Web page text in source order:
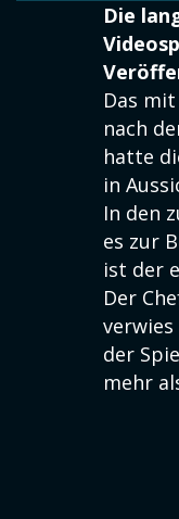
Die
Das
nach
hatte
in
In den
es zur
ist der
Der
der
mehr